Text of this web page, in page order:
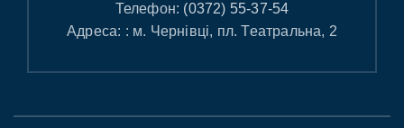
Телефон: (0372) 55-37-54
Адреса: : м. Чернівці, пл. Театральна, 2